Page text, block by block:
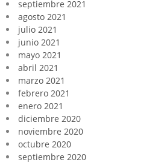
septiembre 2021
agosto 2021
julio 2021
junio 2021
mayo 2021
abril 2021
marzo 2021
febrero 2021
enero 2021
diciembre 2020
noviembre 2020
octubre 2020
septiembre 2020